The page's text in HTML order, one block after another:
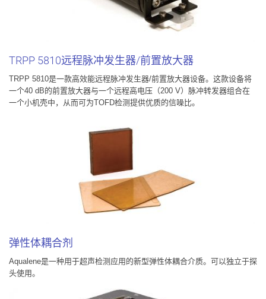
TRPP 5810远程脉冲发生器/前置放大器
TRPP 5810是一款高效能远程脉冲发生器/前置放大器设备。这款设备将
一个40 dB的前置放大器与一个远程高电压（200 V）脉冲转发器组合在
一个小机壳中，从而可为TOFD检测提供优质的信噪比。
弹性体耦合剂
Aqualene是一种用于超声检测应用的新型弹性体耦合介质。可以独立于探
头使用。